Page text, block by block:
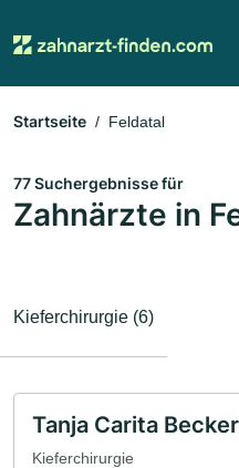
Startseite Feldatal
77 Suchergebnisse für
Zahnärzte in
Kieferchirurgie (6)
Tanja Carita
Kieferchirurgie